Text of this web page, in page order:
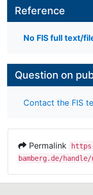
Reference
No FIS full text/
Question on
Contact the FIS
Permalink
bamberg.de/